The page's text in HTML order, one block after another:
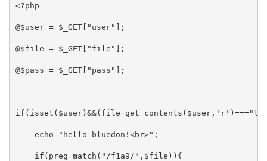
<?php
@$user = $_GET["user"];
@$file = $_GET["file"];
@$pass = $_GET["pass"];
    echo "hello bluedon!<br>";
    if(preg_match("/f1a9/",$file)){